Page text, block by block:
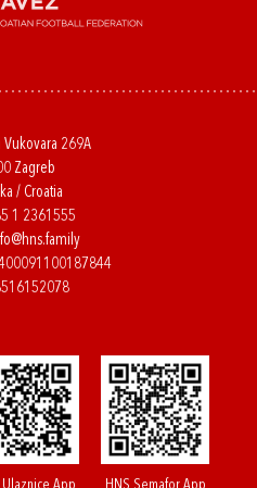
Vukovara 269A
Zagreb
/ Croatia
1 2361555
Ulaznice App HNS Semafor App